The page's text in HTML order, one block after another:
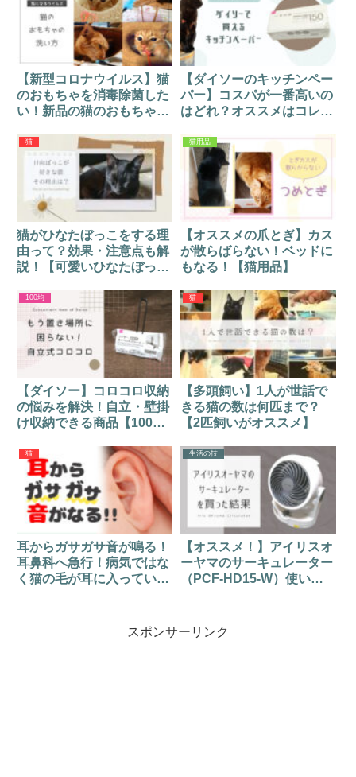
【新型コロナウイルス】猫
のおもちゃを消毒除菌した
い！新品の猫のおもちゃか
【ダイソーのキッチンペー
パー】コスパが一番高いの
はどれ？オススメはコレ！
猫
猫がひなたぼっこをする理
由って？効果・注意点も解
説！【可愛いひなたぼっこ
猫用品
【オススメの爪とぎ】カス
が散らばらない！ベッドに
もなる！【猫用品】
100均
【ダイソー】コロコロ収納
の悩みを解決！自立・壁掛
け収納できる商品【100
猫
【多頭飼い】1人が世話で
きる猫の数は何匹まで？
【2匹飼いがオススメ】
猫
耳からガサガサ音が鳴る！
耳鼻科へ急行！病気ではな
く猫の毛が耳に入っていた
生活の技
【オススメ！】アイリスオ
ーヤマのサーキュレーター
（PCF-HD15-W）使い
スポンサーリンク